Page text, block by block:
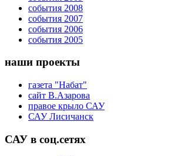
события 2008
события 2007
события 2006
события 2005
наши проекты
газета "Набат"
сайт В.Азарова
правое крыло САУ
САУ Лисичанск
САУ в соц.сетях